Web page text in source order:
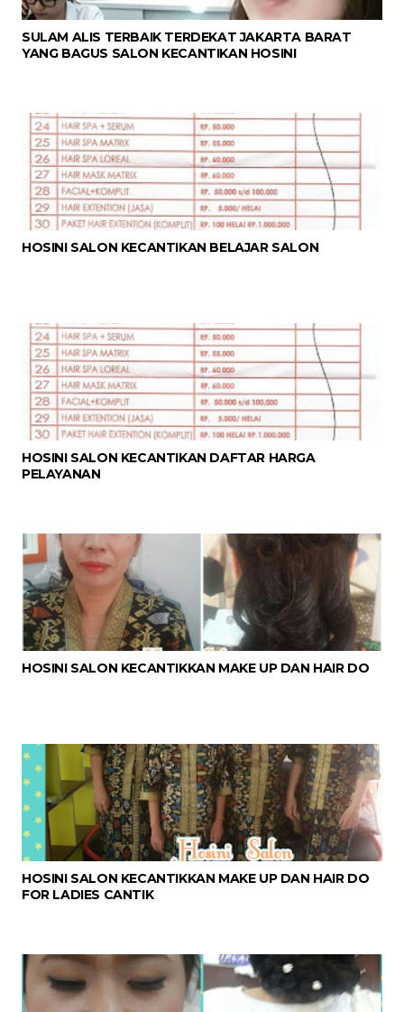
SULAM ALIS TERBAIK TERDEKAT JAKARTA BARAT
YANG BAGUS SALON KECANTIKAN HOSINI
HOSINI SALON KECANTIKAN BELAJAR SALON
HOSINI SALON KECANTIKAN DAFTAR HARGA
PELAYANAN
HOSINI SALON KECANTIKKAN MAKE UP DAN HAIR DO
HOSINI SALON KECANTIKKAN MAKE UP DAN HAIR DO
FOR LADIES CANTIK